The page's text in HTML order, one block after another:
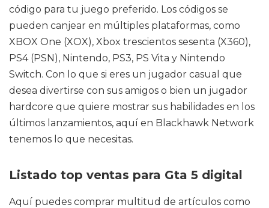
código para tu juego preferido. Los códigos se
pueden canjear en múltiples plataformas, como
XBOX One (XOX), Xbox trescientos sesenta (X360),
PS4 (PSN), Nintendo, PS3, PS Vita y Nintendo
Switch. Con lo que si eres un jugador casual que
desea divertirse con sus amigos o bien un jugador
hardcore que quiere mostrar sus habilidades en los
últimos lanzamientos, aquí en Blackhawk Network
tenemos lo que necesitas.
Listado top ventas para Gta 5 digital
Aquí puedes comprar multitud de artículos como